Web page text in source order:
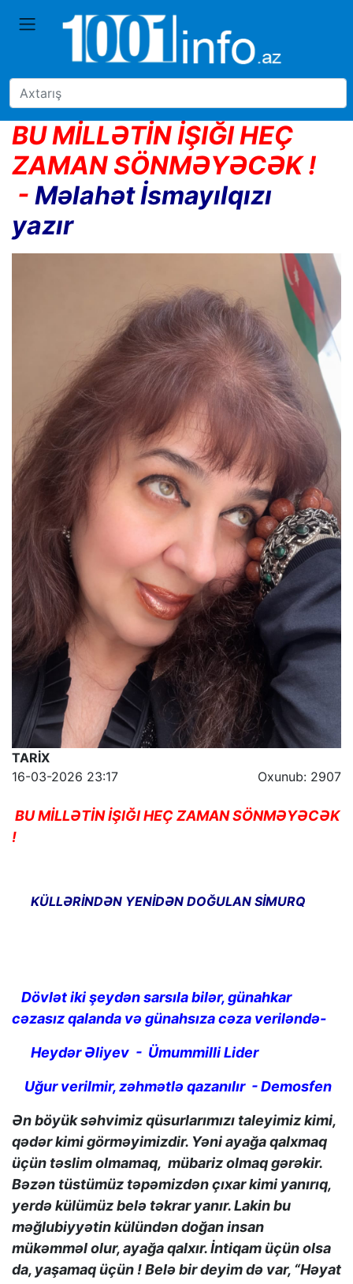
BU MİLLƏTİN İŞIĞI HEÇ
ZAMAN SÖNMƏYƏCƏK !
- Məlahət İsmayılqızı
yazır
TARİX
Oxunub: 2907
16-03-2026 23:17
BU MİLLƏTİN İŞIĞI HEÇ ZAMAN SÖNMƏYƏCƏK
!
KÜLLƏRİNDƏN YENİDƏN DOĞULAN SİMURQ
Dövlət iki şeydən sarsıla bilər, günahkar
cəzasız qalanda və günahsıza cəza veriləndə-
Heydər Əliyev - Ümummilli Lider
Uğur verilmir, zəhmətlə qazanılır - Demosfen
Ən böyük səhvimiz qüsurlarımızı taleyimiz kimi,
qədər kimi görməyimizdir. Yəni ayağa qalxmaq
üçün təslim olmamaq, mübariz olmaq gərəkir.
Bəzən tüstümüz təpəmizdən çıxar kimi yanırıq,
yerdə külümüz belə təkrar yanır. Lakin bu
məğlubiyyətin külündən doğan insan
mükəmməl olur, ayağa qalxır. İntiqam üçün olsa
da, yaşamaq üçün ! Belə bir deyim də var, “Həyat